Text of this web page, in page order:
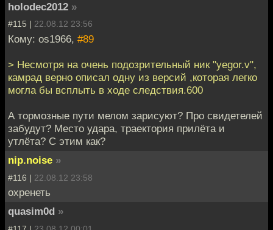
holodec2012 »
#115 | 22.08.12 23:56
Кому: os1966, #89
> Несмотря на очень подозрительный ник "yegor.v",
камрад верно описал одну из версий ,которая легко
могла бы всплыть в ходе следствия.600
А тормозные пути мелом зарисуют? Про свидетелей
забудут? Место удара, траектория прилёта и
утлёта? С этим как?
nip.noise »
#116 | 22.08.12 23:58
охренеть
quasim0d »